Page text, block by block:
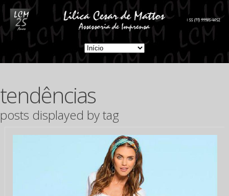
tendências
posts displayed by tag